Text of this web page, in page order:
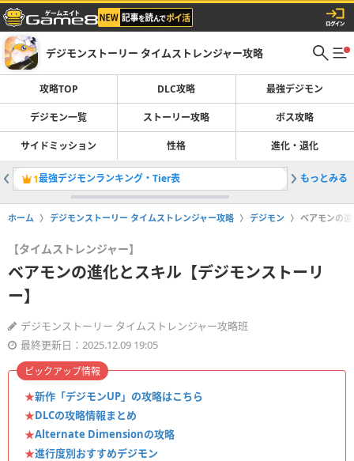
デジモンストーリー タイムストレンジャー攻略
攻略TOP DLC攻略 最強デジモン
デジモン一覧 ストーリー攻略 ボス攻略
サイドミッション 性格 進化・退化
1最強デジモンランキング・Tier表 2登場デ
もっとみる
ホーム デジモンストーリー タイムストレンジャー攻略 デジモン ベアモンの
【タイムストレンジャー】
ベアモンの進化とスキル【デジモンストーリ
ー】
デジモンストーリー タイムストレンジャー攻略班
最終更新日：2025.12.09 19:05
★新作「デジモンUP」の攻略はこちら
★DLCの攻略情報まとめ
★Alternate Dimensionの攻略
★進行度別おすすめデジモン
ピックアップ情報